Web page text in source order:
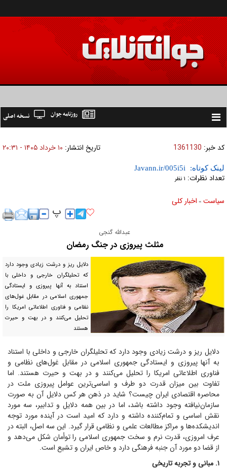
Toggle
نسخه اصلی روزنامه جوان
کد خبر: 1361130 تاریخ انتشار: ۱۰ خرداد ۱۴۰۵ - ۲۰:۳۱
لینک کوتاه:
تعداد نظرات: ۱ نظر
سیاست » اخبار کلی
عبدالله گنجی
مثلث پیروزی در جنگ رمضان
دلایل ریز و درشت زیادی وجود دارد
که تحلیلگران خارجی و داخلی با
استناد به آنها پیروزی و ایستادگی
جمهوری اسلامی در مقابل غول‌های
نظامی و فناوری اطلاعاتی امریکا را
تحلیل می‌کنند و در بهت و حیرت
هستند
دلایل ریز و درشت زیادی وجود دارد که تحلیلگران خارجی و داخلی با استناد
به آنها پیروزی و ایستادگی جمهوری اسلامی در مقابل غول‌های نظامی و
فناوری اطلاعاتی امریکا را تحلیل می‌کنند و در بهت و حیرت هستند. اما
تفاوت بین میزان قدرت دو طرف و اساسی‌ترین عوامل پیروزی ملت در
محاصره اقتصادی ایران چیست؟ شاید در ذهن هر کس دلایل آن به صورت
سازمان‌نیافته وجود داشته باشد، اما در بین همه دلایل و تدابیر، سه مورد
نقش اساسی و تمام‌کننده داشته و دارد که امید است در آینده مورد توجه
اندیشکده‌ها و مراکز مطالعات علمی و نظامی قرار گیرد. این سه اصل، البته در
عرف امروزی، قدرت نرم و سخت جمهوری اسلامی را توأمان شکل می‌دهد و
از قضا دو مورد آن جنبه فرهنگی دارد و خاص ایران و تشیع است.
۱. مبانی و تجربه تاریخی